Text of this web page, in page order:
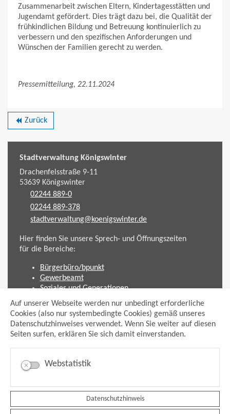
Auf unserer Webseite werden nur unbedingt erforderliche
Cookies (also nur systembedingte Cookies) gemäß unseres
Datenschutzhinweises verwendet. Wenn Sie weiter auf diesen
Seiten surfen, erklären Sie sich damit einverstanden.
Webstatistik
Datenschutzhinweis
Zusammenarbeit zwischen Eltern, Kindertagesstätten und
Jugendamt gefördert. Dies trägt dazu bei, die Qualität der
frühkindlichen Bildung und Betreuung kontinuierlich zu
verbessern und den spezifischen Anforderungen und
Wünschen der Familien gerecht zu werden.
Pressemitteilung, 22.11.2024
backward Zurück
Stadtverwaltung Königswinter
Drachenfelsstraße 9-11
53639Königswinter
02244 889-0
02244 889-378
stadtverwaltung@koenigswinter.de
Hier finden Sie unsere Sprech- und Öffnungszeiten
für die Bereiche:
Bürgerbüro/bpunkt
Gewerbeamt
Soziales und Generationen
Standesamt
Friedhofsverwaltung
Planen und Bauen (Bauamt)
Impressum
Datenschutzhinweis
Anmelden
Facebook
xing